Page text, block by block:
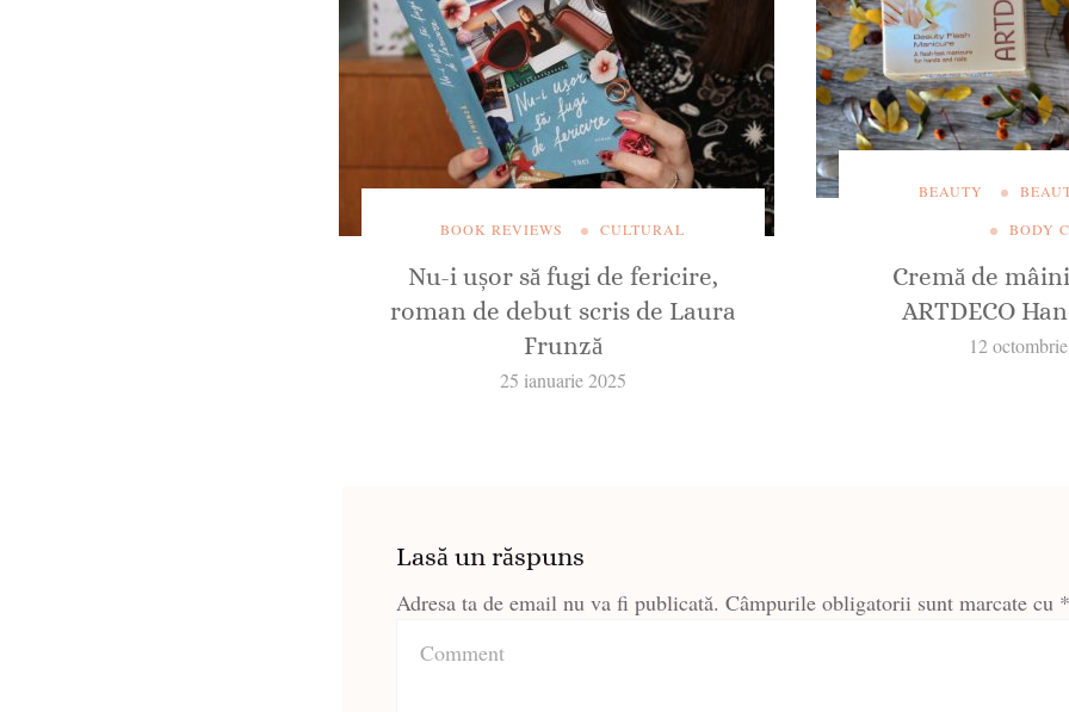
BOOK REVIEWS CULTURAL
Nu-i ușor să fugi de fericire,
roman de debut scris de Laura
Frunză
25 ianuarie 2025
BEAUTY
BODY
Cremă de
ARTDECO
12
Lasă un răspuns
Adresa ta de email nu va fi publicată. Câmpurile obligatorii sunt marcate cu *